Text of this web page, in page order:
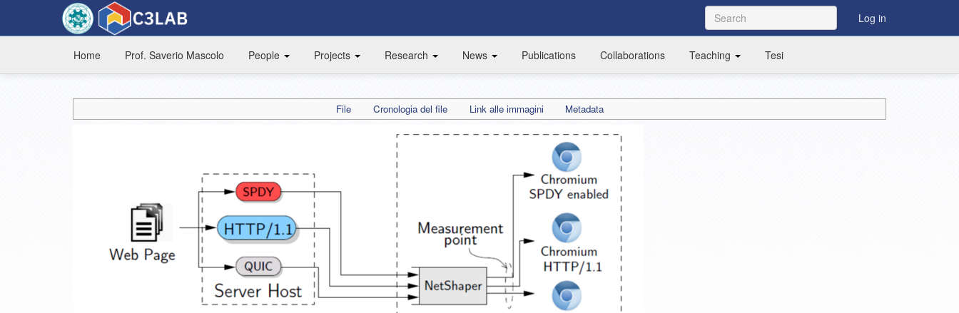
Log in
Home Prof. Saverio Mascolo People Projects Research News Publications Collaborations Teaching Tesi
File Cronologia del file Link alle immagini Metadata